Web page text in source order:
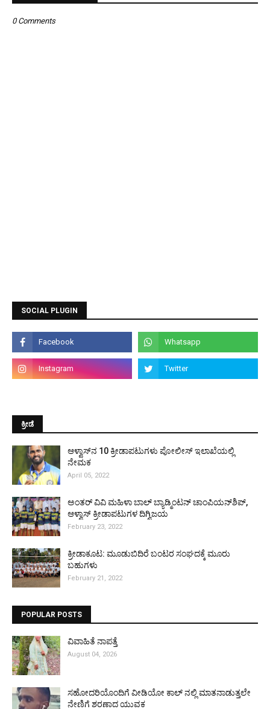
0 Comments
SOCIAL PLUGIN
ಕ್ರೀಡೆ
ಆಳ್ವಾಸ್‌ನ 10 ಕ್ರೀಡಾಪಟುಗಳು ಪೋಲೀಸ್ ಇಲಾಖೆಯಲ್ಲಿ
ನೇಮಕ
April 05, 2022
ಅಂತರ್ ವಿವಿ ಮಹಿಳಾ ಬಾಲ್ ಬ್ಯಾಡ್ಮಿಂಟನ್ ಚಾಂಪಿಯನ್‌ಶಿಪ್,
ಆಳ್ವಾಸ್ ಕ್ರೀಡಾಪಟುಗಳ ದಿಗ್ವಿಜಯ
February 23, 2022
ಕ್ರೀಡಾಕೂಟ: ಮೂಡುಬಿದಿರೆ ಬಂಟರ ಸಂಘದಕ್ಕೆ ಮೂರು
ಬಹುಗಳು
February 21, 2022
POPULAR POSTS
ವಿವಾಹಿತೆ ನಾಪತ್ತೆ
August 04, 2026
ಸಹೋದರಿಯೊಂದಿಗೆ ವೀಡಿಯೋ ಕಾಲ್ ನಲ್ಲಿ ಮಾತನಾಡುತ್ತಲೇ
ನೇಣಿಗೆ ಶರಣಾದ ಯುವಕ